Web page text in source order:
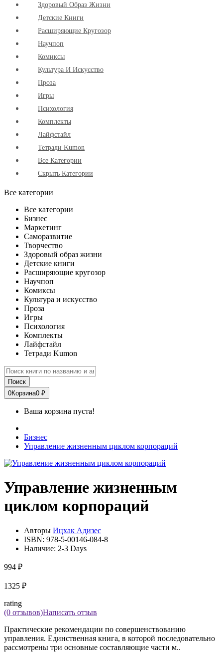
Здоровый Образ Жизни
Детские Книги
Расширяющие Кругозор
Научпоп
Комиксы
Культура И Искусство
Проза
Игры
Психология
Комплекты
Лайфстайл
Тетради Kumon
Все Категории
Скрыть Категории
Все категории
Все категории
Бизнес
Маркетинг
Саморазвитие
Творчество
Здоровый образ жизни
Детские книги
Расширяющие кругозор
Научпоп
Комиксы
Культура и искусство
Проза
Игры
Психология
Комплекты
Лайфстайл
Тетради Kumon
Поиск
0Корзина0 ₽
Ваша корзина пуста!
Бизнес
Управление жизненным циклом корпораций
Управление жизненным
циклом корпораций
Авторы Ицхак Адизес
ISBN: 978-5-00146-084-8
Наличие: 2-3 Days
994 ₽
1325 ₽
rating
(0 отзывов)Написать отзыв
Практические рекомендации по совершенствованию
управления. Единственная книга, в которой последовательно
рассмотрены три основные составляющие части м..